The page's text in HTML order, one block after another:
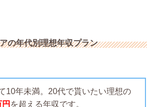
の年代別理想年収プラン
10年未満。20代で貰いたい理想の
を超える年収です。